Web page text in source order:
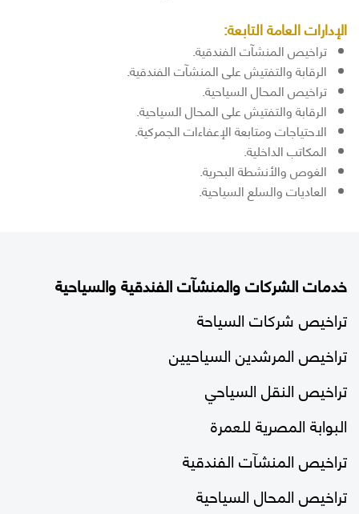
الإدارات العامة التابعة:
تراخيص المنشآت الفندقية.
الرقابة والتفتيش على المنشآت الفندقية.
تراخيص المحال السياحية.
الرقابة والتفتيش على المحال السياحية.
الاحتياجات ومتابعة الإعفاءات الجمركية.
المكاتب الداخلية.
الغوص والأنشطة البحرية.
العاديات والسلع السياحية.
خدمات الشركات والمنشآت الفندقية والسياحية
تراخيص شركات السياحة
تراخيص المرشدين السياحيين
تراخيص النقل السياحي
البوابة المصرية للعمرة
تراخيص المنشآت الفندقية
تراخيص المحال السياحية